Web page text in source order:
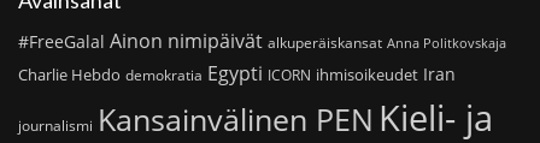
#FreeGalal Ainon nimipäivät alkuperäiskansat Anna Politkovskaja
Charlie Hebdo demokratia Egypti ICORN ihmisoikeudet Iran
journalismi Kansainvälinen PEN Kieli- ja